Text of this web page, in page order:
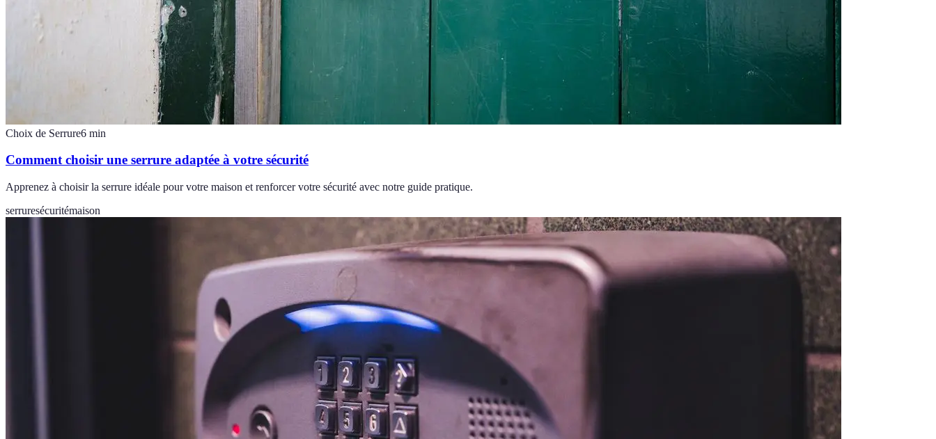
Choix de Serrure6 min
Comment choisir une serrure adaptée à votre sécurité
Apprenez à choisir la serrure idéale pour votre maison et renforcer votre sécurité avec notre guide pratique.
serruresécuritémaison